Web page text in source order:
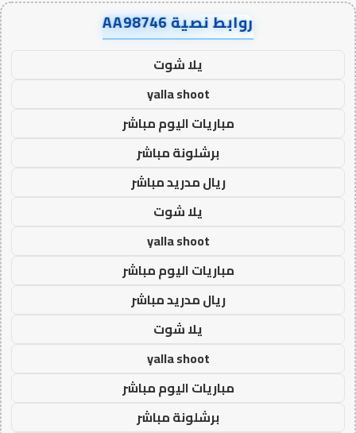
روابط نصية AA98746
يلا شوت
yalla shoot
مباريات اليوم مباشر
برشلونة مباشر
ريال مدريد مباشر
يلا شوت
yalla shoot
مباريات اليوم مباشر
ريال مدريد مباشر
يلا شوت
yalla shoot
مباريات اليوم مباشر
برشلونة مباشر